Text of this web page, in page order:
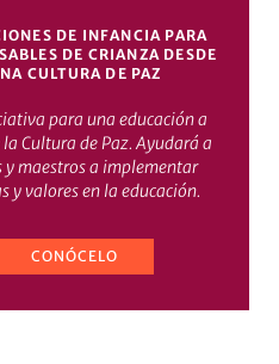
DE INFANCIA PARA
DE CRIANZA DESDE
CULTURA DE PAZ
para una educación a
Cultura de Paz. Ayudará a
y maestros a implementar
y valores en la educación.
CONÓCELO